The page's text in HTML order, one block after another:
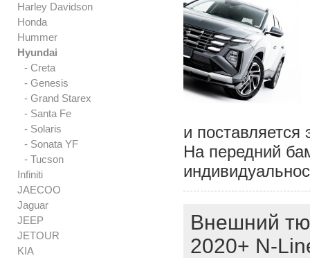
Harley Davidson
Honda
Hummer
Hyundai
- Creta
- Genesis
- Grand Starex
- Santa Fe
- Solaris
- Sonata YF
- Tucson
Infiniti
JAECOO
Jaguar
JEEP
JETOUR
KIA
и
На передний
Внешний
2020+ N-